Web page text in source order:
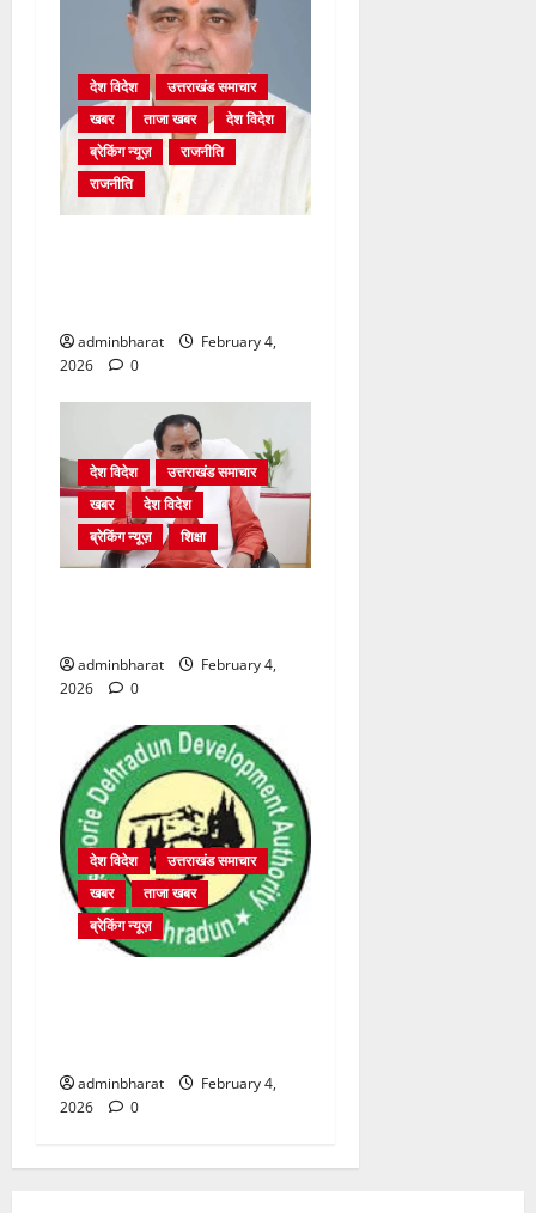
देश विदेश
उत्तराखंड समाचार
खबर
ताजा खबर
देश विदेश
ब्रेकिंग न्यूज़
राजनीति
राजनीति
adminbharat
February 4,
2026
0
देश विदेश
उत्तराखंड समाचार
खबर
देश विदेश
ब्रेकिंग न्यूज़
शिक्षा
adminbharat
February 4,
2026
0
देश विदेश
उत्तराखंड समाचार
खबर
ताजा खबर
ब्रेकिंग न्यूज़
adminbharat
February 4,
2026
0